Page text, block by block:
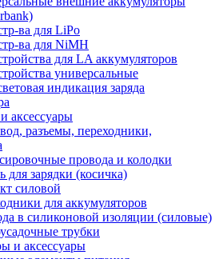
ва для LiPo
ва для NiMH
для LA аккумуляторов
универсальные
индикация заряда
аксессуары
разъемы, переходники,
провода и колодки
для зарядки (косичка)
силовой
для аккумуляторов
в силиконовой изоляции (силовые)
трубки
и аксессуары